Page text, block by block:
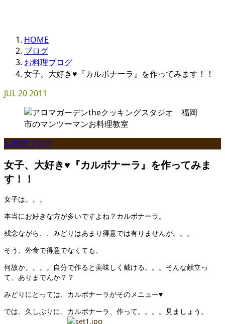
HOME
ブログ
お料理ブログ
女子、大好き♥『カルボナーラ』を作ってみます！！
JUL202011
お料理ブログ
女子、大好き♥『カルボナーラ』を作ってみま
す！！
女子は。。。
本当にお好きな方が多いですよね？カルボナーラ。
残念ながら、、みどりはあまり得意では有りませんが。。。
そう、外食で得意でなくても、
何故か。。。。自分で作ると美味しく戴ける。。。そんな献立っ
て、ありまでんか？？
みどりにとっては、カルボナーラがそのメニュー♥
では、久しぶりに、カルボナーラ、作って。。。。見ましょう。